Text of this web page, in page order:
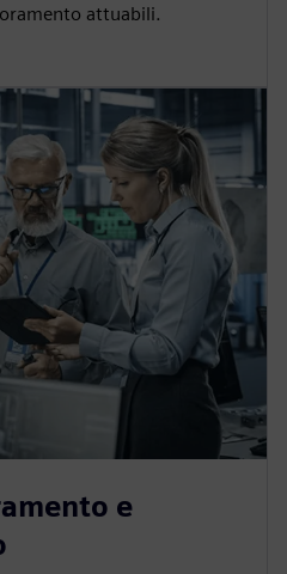
attuabili.
e